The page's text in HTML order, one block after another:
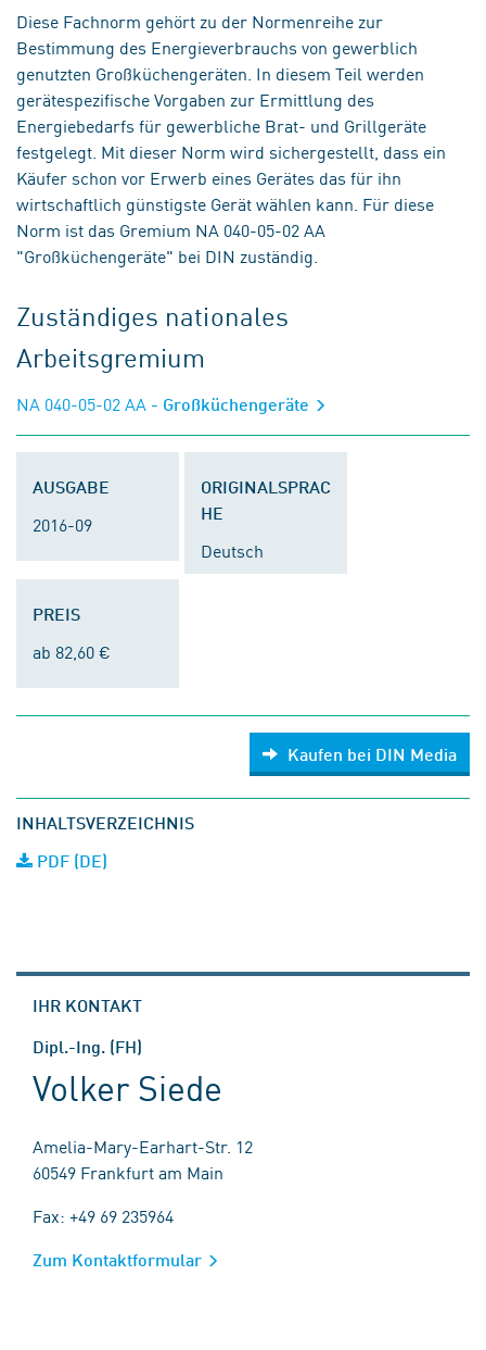
Diese Fachnorm gehört zu der Normenreihe zur
Bestimmung des Energieverbrauchs von gewerblich
genutzten Großküchengeräten. In diesem Teil werden
gerätespezifische Vorgaben zur Ermittlung des
Energiebedarfs für gewerbliche Brat- und Grillgeräte
festgelegt. Mit dieser Norm wird sichergestellt, dass ein
Käufer schon vor Erwerb eines Gerätes das für ihn
wirtschaftlich günstigste Gerät wählen kann. Für diese
Norm ist das Gremium NA 040-05-02 AA
"Großküchengeräte" bei DIN zuständig.
Zuständiges nationales
Arbeitsgremium
NA 040-05-02 AA - Großküchengeräte
AUSGABE
2016-09
ORIGINALSPRAC
HE
Deutsch
PREIS
ab 82,60 €
Kaufen bei DIN Media
INHALTSVERZEICHNIS
PDF (DE)
IHR KONTAKT
Dipl.-Ing. (FH)
Volker Siede
Amelia-Mary-Earhart-Str. 12
60549 Frankfurt am Main
Fax: +49 69 235964
Zum Kontaktformular